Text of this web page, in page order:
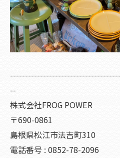
--
株式会社FROG POWER
〒690-0861
島根県松江市法吉町310
電話番号 : 0852-78-2096